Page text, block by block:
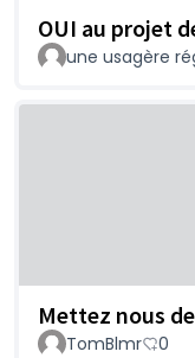
OUI au projet
une usagère
Mettez nous
TomBlmr 0